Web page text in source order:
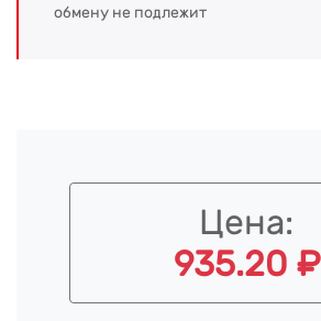
обмену не подлежит
Цена:
935.20 ₽